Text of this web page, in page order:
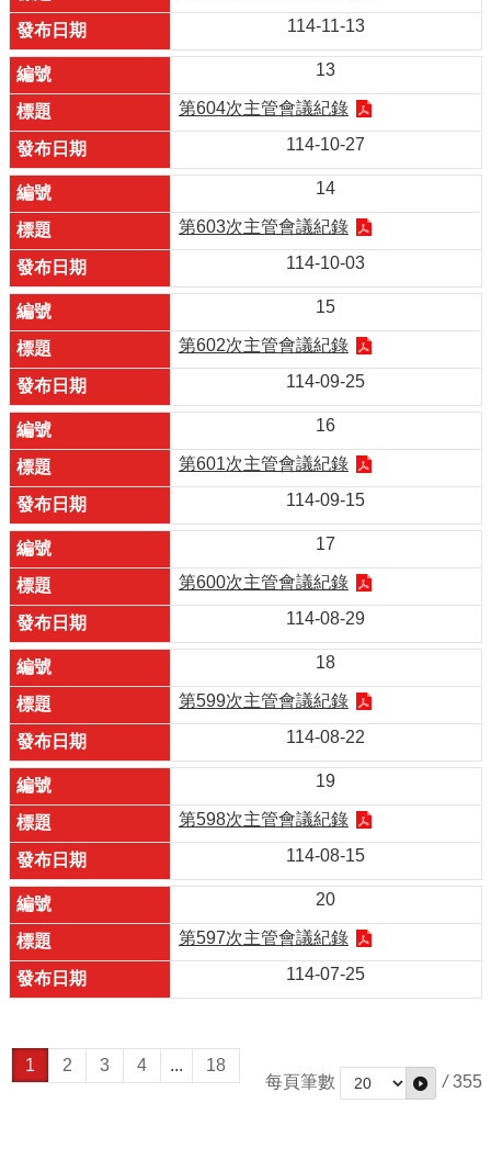
114-11-13
13
第604次主管會議紀錄
114-10-27
14
第603次主管會議紀錄
114-10-03
15
第602次主管會議紀錄
114-09-25
16
第601次主管會議紀錄
114-09-15
17
第600次主管會議紀錄
114-08-29
18
第599次主管會議紀錄
114-08-22
19
第598次主管會議紀錄
114-08-15
20
第597次主管會議紀錄
114-07-25
1 2 3 4 ...
18
每頁筆數
/ 355